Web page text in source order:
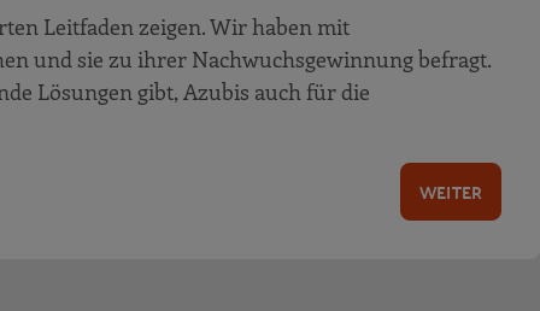
Leitfaden zeigen. Wir haben mit
und sie zu ihrer Nachwuchsgewinnung befragt.
Lösungen gibt, Azubis auch für die
WEITER